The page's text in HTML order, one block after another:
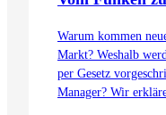
Warum kommen
Markt? Weshalb
per Gesetz
Manager? Wir